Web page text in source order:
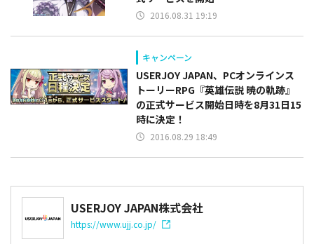
2016.08.31 19:19
キャンペーン
USERJOY JAPAN、PCオンラインス
トーリーRPG『英雄伝説 暁の軌跡』
の正式サービス開始日時を8月31日15
時に決定！
2016.08.29 18:49
USERJOY JAPAN株式会社
https://www.ujj.co.jp/